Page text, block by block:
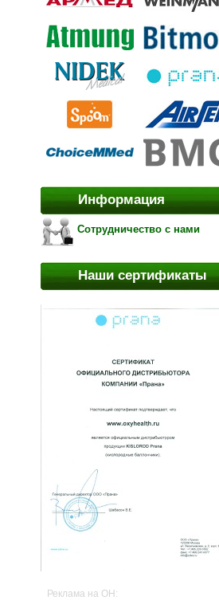
Информация
Сотрудничество с нами
Наши сертификаты
Реклама на OH: